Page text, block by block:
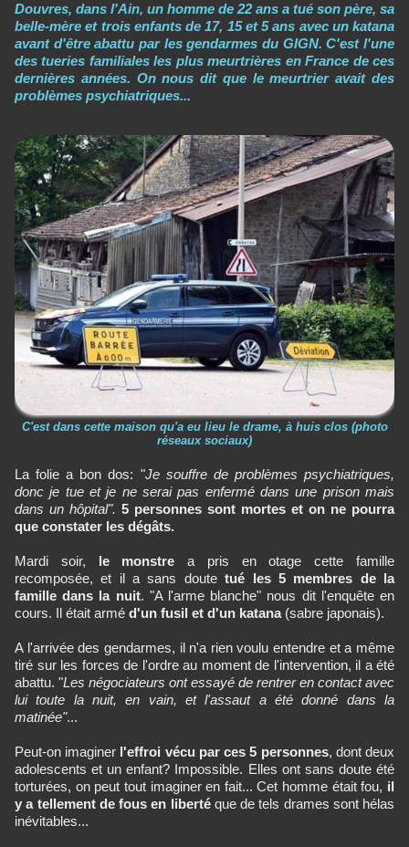
Douvres, dans l'Ain, un homme de 22 ans a tué son père, sa
belle-mère et trois enfants de 17, 15 et 5 ans avec un katana
avant d'être abattu par les gendarmes du GIGN. C'est l'une
des tueries familiales les plus meurtrières en France de ces
dernières années. On nous dit que le meurtrier avait des
problèmes psychiatriques...
C'est dans cette maison qu'a eu lieu le drame, à huis clos (photo
réseaux sociaux)
La folie a bon dos: "Je souffre de problèmes psychiatriques,
donc je tue et je ne serai pas enfermé dans une prison mais
dans un hôpital". 5 personnes sont mortes et on ne pourra
que constater les dégâts.
Mardi soir, le monstre a pris en otage cette famille
recomposée, et il a sans doutetué les 5 membres de la
famille dans la nuit. "A l'arme blanche" nous dit l'enquête en
cours. Il était armé d'un fusil et d'un katana(sabre japonais).
A l'arrivée des gendarmes, il n'a rien voulu entendre et a même
tiré sur les forces de l'ordre au moment de l'intervention, il a été
abattu. "Les négociateurs ont essayé de rentrer en contact avec
lui toute la nuit, en vain, et l'assaut a été donné dans la
matinée"...
Peut-on imaginer l'effroi vécu par ces 5 personnes, dont deux
adolescents et un enfant? Impossible. Elles ont sans doute été
torturées, on peut tout imaginer en fait... Cet homme était fou, il
y a tellement de fous en liberté que de tels drames sont hélas
inévitables...